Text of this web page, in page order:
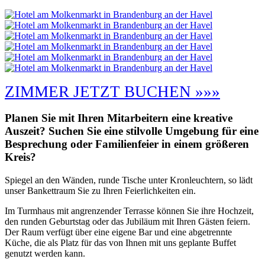
ZIMMER JETZT BUCHEN »»»
Planen Sie mit Ihren Mitarbeitern eine kreative
Auszeit? Suchen Sie eine stilvolle Umgebung für eine
Besprechung oder Familienfeier in einem größeren
Kreis?
Spiegel an den Wänden, runde Tische unter Kronleuchtern, so lädt
unser Bankettraum Sie zu Ihren Feierlichkeiten ein.
Im Turmhaus mit angrenzender Terrasse können Sie ihre Hochzeit,
den runden Geburtstag oder das Jubiläum mit Ihren Gästen feiern.
Der Raum verfügt über eine eigene Bar und eine abgetrennte
Küche, die als Platz für das von Ihnen mit uns geplante Buffet
genutzt werden kann.